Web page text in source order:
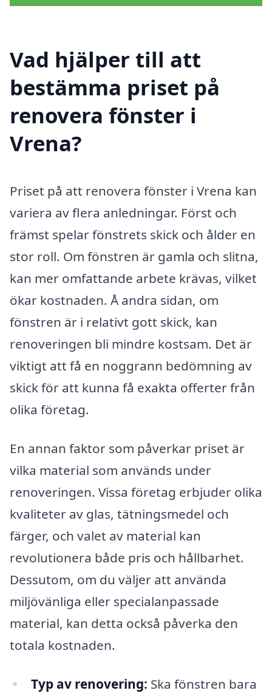
Vad hjälper till att
bestämma priset på
renovera fönster i
Vrena?
Priset på att renovera fönster i Vrena kan
variera av flera anledningar. Först och
främst spelar fönstrets skick och ålder en
stor roll. Om fönstren är gamla och slitna,
kan mer omfattande arbete krävas, vilket
ökar kostnaden. Å andra sidan, om
fönstren är i relativt gott skick, kan
renoveringen bli mindre kostsam. Det är
viktigt att få en noggrann bedömning av
skick för att kunna få exakta offerter från
olika företag.
En annan faktor som påverkar priset är
vilka material som används under
renoveringen. Vissa företag erbjuder olika
kvaliteter av glas, tätningsmedel och
färger, och valet av material kan
revolutionera både pris och hållbarhet.
Dessutom, om du väljer att använda
miljövänliga eller specialanpassade
material, kan detta också påverka den
totala kostnaden.
Typ av renovering: Ska fönstren bara